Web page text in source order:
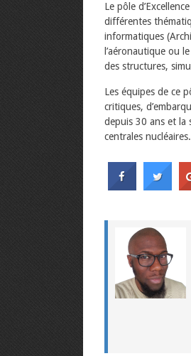
Le pôle
différentes
informatiques
l’aéronautique ou
des structures,
Les équipes de ce
critiques,
depuis 30 ans et la
centrales nucléaires.